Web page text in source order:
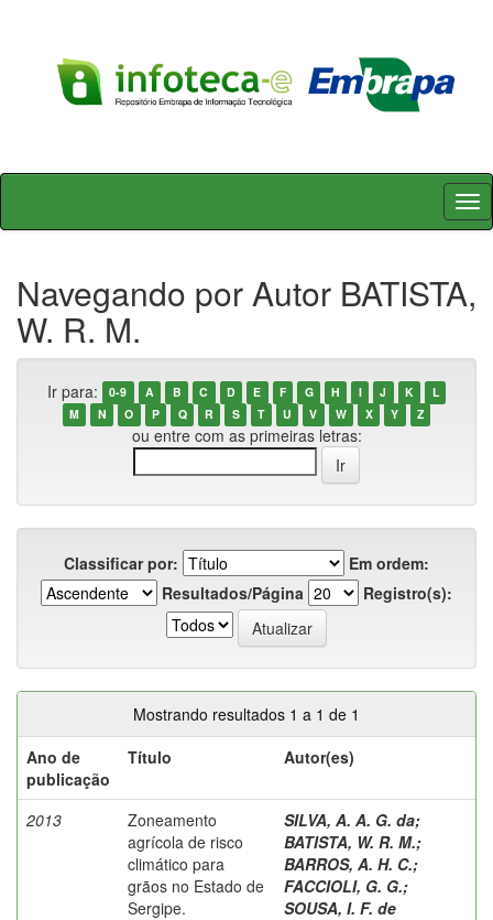
Skip
Navegando por Autor BATISTA,
W. R. M.
Ir para: 0-9 A B C D E F G H I J K
L
M
N O P Q R S T U V W X Y Z
ou entre com as primeiras letras:
Classificar por:
Em ordem:
Resultados/Página
Registro(s):
Mostrando resultados 1 a 1 de 1
Ano de
publicação
Título Autor(es)
2013
Zoneamento
agrícola de risco
climático para
grãos no Estado de
Sergipe.
SILVA, A. A. G. da;
BATISTA, W. R. M.;
BARROS, A. H. C.;
FACCIOLI, G. G.;
SOUSA, I. F. de